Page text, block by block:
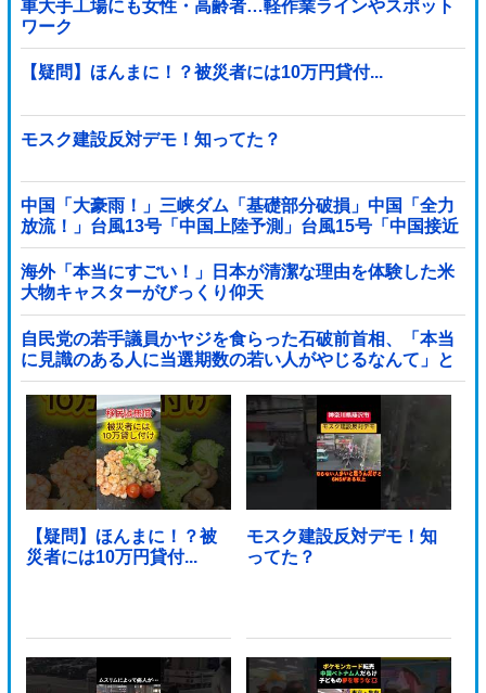
車大手工場にも女性・高齢者…軽作業ラインやスポット
ワーク
【疑問】ほんまに！？被災者には10万円貸付...
モスク建設反対デモ！知ってた？
中国「大豪雨！」三峡ダム「基礎部分破損」中国「全力
放流！」台風13号「中国上陸予測」台風15号「中国接近
（画像」中国「台風同時上陸！（穀物生産が壊滅危機」
→
海外「本当にすごい！」日本が清潔な理由を体験した米
大物キャスターがびっくり仰天
自民党の若手議員かヤジを食らった石破前首相、「本当
に見識のある人に当選期数の若い人がやじるなんて」と
不満たらたらな様子を見せて……他
【疑問】ほんまに！？被
災者には10万円貸付...
モスク建設反対デモ！知
ってた？